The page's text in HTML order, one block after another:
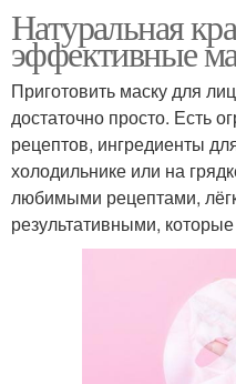
Натуральная
эффективные
Приготовить маску для
достаточно просто. Есть
рецептов, ингредиенты
холодильнике или на
любимыми рецептами,
результативными,